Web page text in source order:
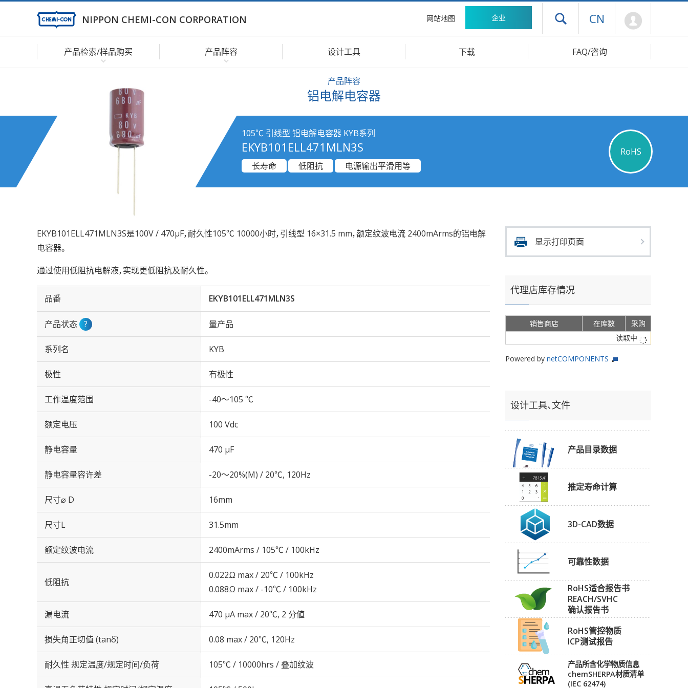
NIPPON CHEMI-CON CORPORATION 网站地图 企业 打开抽屉菜单
CN
产品检索/样品购买 产品阵容 设计工具 下载 FAQ/咨询
产品阵容
铝电解电容器
105℃ 引线型 铝电解电容器 KYB系列
EKYB101ELL471MLN3S
RoHS
长寿命
低阻抗 电源输出平滑用等
EKYB101ELL471MLN3S是100V / 470µF，耐久性105℃ 10000小时，引线型 16×31.5 mm，额定纹波电流 2400mArms的铝电解
电容器。
通过使用低阻抗电解液，实现更低阻抗及耐久性。
品番 EKYB101ELL471MLN3S
产品状态 ? 量产品
系列名 KYB
极性 有极性
工作温度范围 -40～105 ℃
额定电压 100 Vdc
静电容量 470 µF
静电容量容许差 -20～20%(M) / 20℃, 120Hz
尺寸⌀ D 16mm
尺寸L 31.5mm
额定纹波电流 2400mArms / 105℃ / 100kHz
低阻抗
0.022Ω max / 20℃ / 100kHz
0.088Ω max / -10℃ / 100kHz
漏电流 470 μA max / 20℃, 2 分値
损失角正切值 (tanδ) 0.08 max / 20℃, 120Hz
耐久性 规定温度/规定时间/负荷 105℃ / 10000hrs / 叠加纹波
显示打印页面
代理店库存情况
销售商店 在库数
采购
读取中
Powered by netCOMPONENTS
设计工具、文件
产品目录数据
推定寿命计算
3D-CAD数据
可靠性数据
RoHS适合报告书
REACH/SVHC
确认报告书
RoHS管控物质
ICP测试报告
产品所含化学物质信息
chemSHERPA材质清单
(IEC 62474)